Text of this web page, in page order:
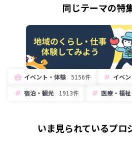
同じテーマの特
イベント・体験 5156件 イベ
宿泊・観光
1913件 医療・福祉
いま見られているプロ